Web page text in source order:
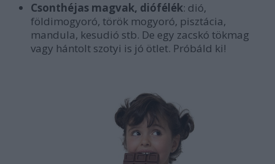
Csonthéjas magvak, diófélék: dió,
földimogyoró, török mogyoró, pisztácia,
mandula, kesudió stb. De egy zacskó tökmag
vagy hántolt szotyi is jó ötlet. Próbáld ki!